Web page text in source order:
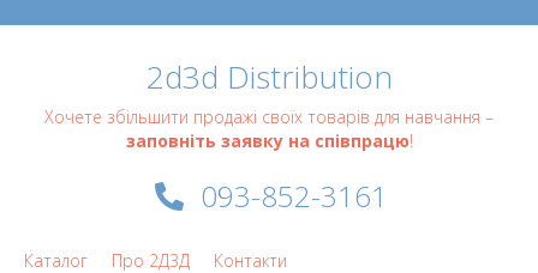
2d3d Distribution
Хочете збільшити продажі своїх товарів для навчання –
заповніть заявку на співпрацю!
093-852-3161
Каталог Про 2Д3Д Контакти